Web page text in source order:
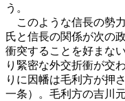
う。
このような信長の勢
氏と信長の関係が次の
衝突することを好まな
り緊密な外交折衝が交
りに因幡は毛利方が押
一条）。毛利方の吉川